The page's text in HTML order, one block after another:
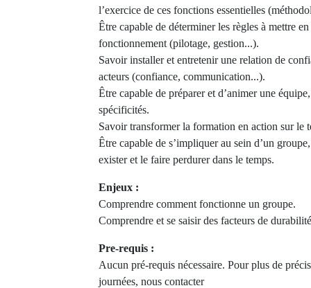
l’exercice de ces fonctions essentielles
Être capable de déterminer les règles à mettre
fonctionnement (pilotage, gestion...).
Savoir installer et entretenir une relation de
acteurs (confiance, communication...).
Être capable de préparer et d’animer une
spécificités.
Savoir transformer la formation en action sur le
Être capable de s’impliquer au sein d’un
exister et le faire perdurer dans le temps.
Enjeux :
Comprendre comment fonctionne un groupe.
Comprendre et se saisir des facteurs de
Pre-requis :
Aucun pré-requis nécessaire. Pour plus de
journées, nous contacter